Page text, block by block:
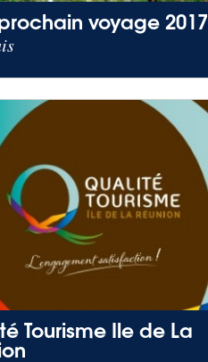
voyage 2017
Tourisme Ile de La